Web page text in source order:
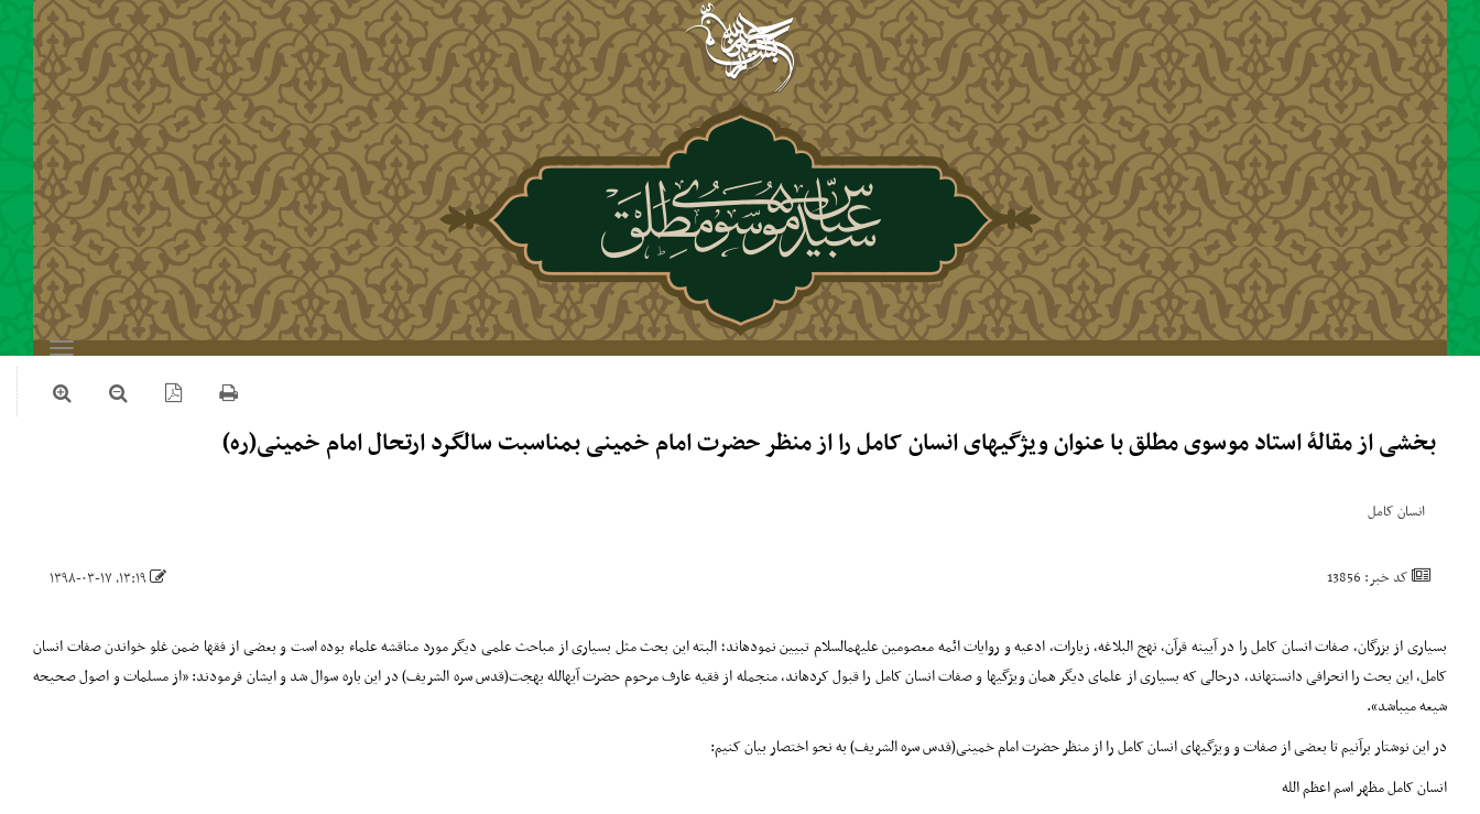
رفتن به محتوای اصلی
Toggle
navigation
بخشی از مقالۀ استاد موسوی مطلق با عنوان ویژگیهای انسان کامل را از منظر حضرت امام خمینی بمناسبت سالگرد ارتحال امام خمینی(ره)
انسان کامل
کد خبر: 13856
بسیاری از بزرگان، صفات انسان کامل را در آیینه قرآن، نهج البلاغه، زیارات، ادعیه و روایات ائمه معصومین علیهمالسلام تبیین نمودهاند؛ البته این بحث مثل بسیاری از مباحث علمی دیگر مورد مناقشه علماء بوده است و بعضی از فقها ضمن غلو خواندن صفات انسان
کامل، این بحث را انحرافی دانستهاند، درحالی که بسیاری از علمای دیگر همان ویژگیها و صفات انسان کامل را قبول کردهاند، منجمله از فقیه عارف مرحوم حضرت آیهالله بهجت(قدس سره الشریف) در این باره سوال شد و ایشان فرمودند: «از مسلمات و اصول صحیحه
شیعه میباشد».
در این نوشتار برآنیم تا بعضی از صفات و ویژگیهای انسان کامل را از منظر حضرت امام خمینی(قدس سره الشریف) به نحو اختصار بیان کنیم:
انسان کامل مظهر اسم اعظم الله